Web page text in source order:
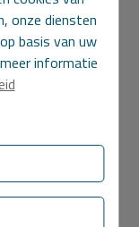
3 2
onze diensten
basis van uw
informatie